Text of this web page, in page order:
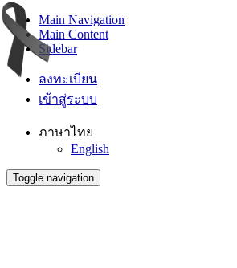
Main Navigation
Main Content
Sidebar
ลงทะเบียน
เข้าสู่ระบบ
ภาษาไทย
English
Toggle navigation